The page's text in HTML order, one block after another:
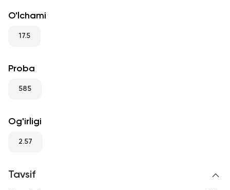
RU
O'lchami
17.5
Proba
585
Og'irligi
2.57
Tavsif